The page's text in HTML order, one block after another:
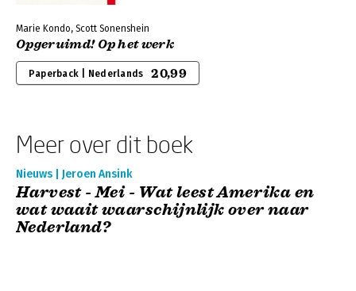
Marie Kondo, Scott Sonenshein
Opgeruimd! Op het werk
Paperback | Nederlands 20,99
Meer over dit boek
Nieuws | Jeroen Ansink
Harvest - Mei - Wat leest Amerika en
wat waait waarschijnlijk over naar
Nederland?